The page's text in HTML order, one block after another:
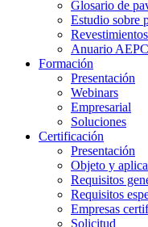
Glosario de
Estudio sobre
Anuario AEPC
Formación
Presentación
Webinars
Empresarial
Soluciones
Certificación
Presentación
Objeto y
Requisitos
Requisitos
Empresas
Solicitud